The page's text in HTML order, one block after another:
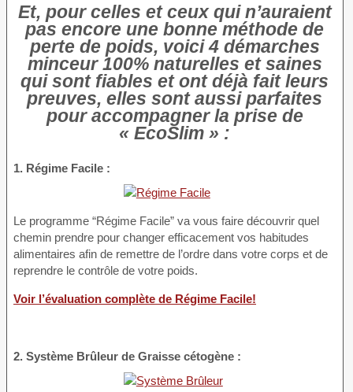
Et, pour celles et ceux qui n’auraient
pas encore une bonne méthode de
perte de poids, voici 4 démarches
minceur 100% naturelles et saines
qui sont fiables et ont déjà fait leurs
preuves, elles sont aussi parfaites
pour accompagner la prise de
« EcoSlim » :
1. Régime Facile :
Le programme “Régime Facile” va vous faire découvrir quel
chemin prendre pour changer efficacement vos habitudes
alimentaires afin de remettre de l’ordre dans votre corps et de
reprendre le contrôle de votre poids.
Voir l’évaluation complète de Régime Facile!
2. Système Brûleur de Graisse cétogène :